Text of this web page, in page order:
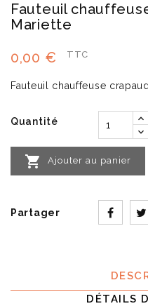
Fauteuil
Mariette
0,00 €
TTC
Fauteuil chauffeuse
Quantité
 Ajouter au panier
Partager
DÉTAILS